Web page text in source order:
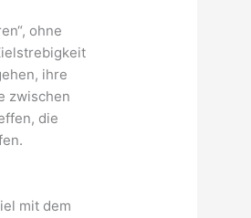
ohne
ihre
zwischen
die
mit dem